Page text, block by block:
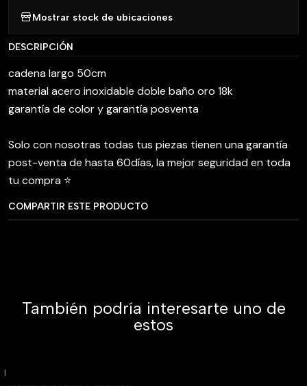
Mostrar stock de ubicaciones
DESCRIPCIÓN
cadena largo 50cm
material acero inoxidable doble baño oro 18k
garantía de color y garantía posventa
Solo con nosotras todas tus piezas tienen una garantía
post-venta de hasta 60días, la mejor seguridad en toda
tu compra ⭐️
COMPARTIR ESTE PRODUCTO
También podría interesarte uno de
estos
|